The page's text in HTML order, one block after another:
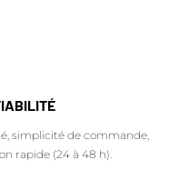
simplicité de commande,
rapide (24 à 48 h).